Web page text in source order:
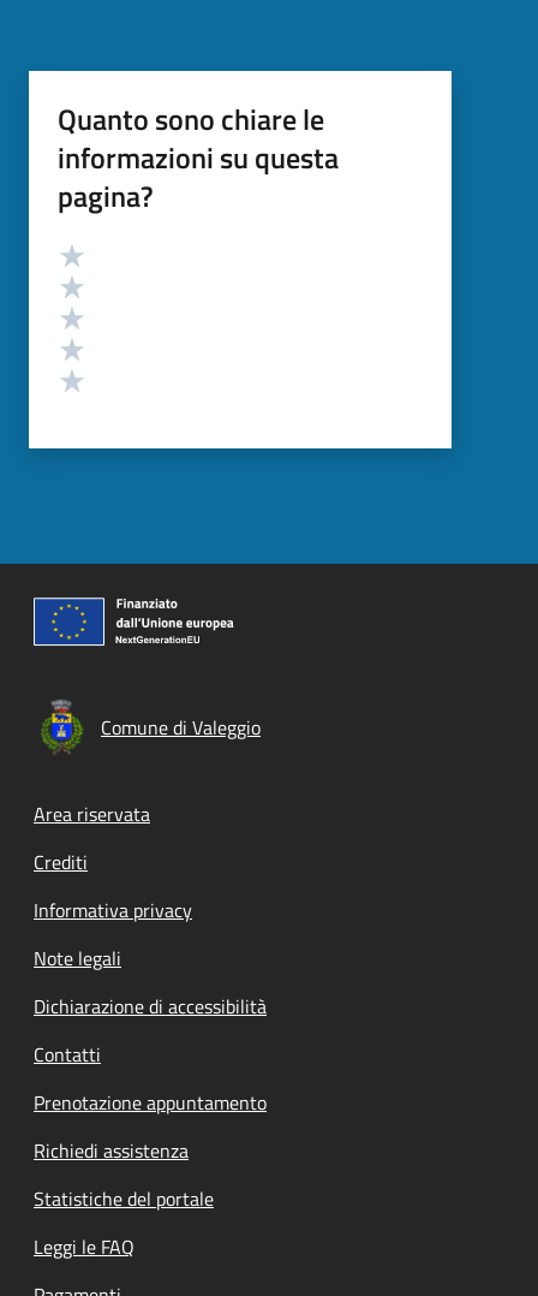
Quanto sono chiare le
informazioni su questa
pagina?
Valutazione
Comune di Valeggio
Footer menu
Area riservata
Crediti
Informativa privacy
Note legali
Dichiarazione di accessibilità
Contatti
Prenotazione appuntamento
Richiedi assistenza
Statistiche del portale
Leggi le FAQ